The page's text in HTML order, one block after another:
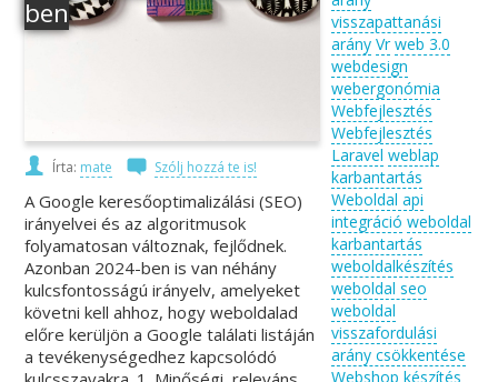
ben
Írta: mate Szólj hozzá te is!
A Google keresőoptimalizálási (SEO)
irányelvei és az algoritmusok
folyamatosan változnak, fejlődnek.
Azonban 2024-ben is van néhány
kulcsfontosságú irányelv, amelyeket
követni kell ahhoz, hogy weboldalad
előre kerüljön a Google találati listáján
a tevékenységedhez kapcsolódó
visszapattanási
arány Vr web 3.0
webdesign
webergonómia
Webfejlesztés
Webfejlesztés
Laravel weblap
karbantartás
Weboldal api
integráció weboldal
karbantartás
weboldalkészítés
weboldal seo
weboldal
visszafordulási
arány csökkentése
Webshop készítés